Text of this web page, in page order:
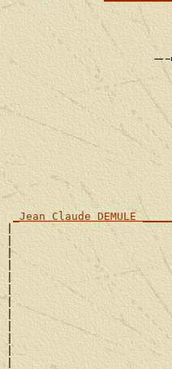
_Jean Claude DEMULE _____
|
|
|                         |
|
|
|
|
|
|
|
|